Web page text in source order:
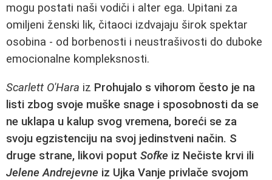
mogu postati naši vodiči i alter ega. Upitani za
omiljeni ženski lik, čitaoci izdvajaju širok spektar
osobina - od borbenosti i neustrašivosti do duboke
emocionalne kompleksnosti.
Scarlett O'Hara iz Prohujalo s vihorom često je na
listi zbog svoje muške snage i sposobnosti da se
ne uklapa u kalup svog vremena, boreći se za
svoju egzistenciju na svoj jedinstveni način. S
druge strane, likovi poput Sofke iz Nečiste krvi ili
Jelene Andrejevne iz Ujka Vanje privlače svojom